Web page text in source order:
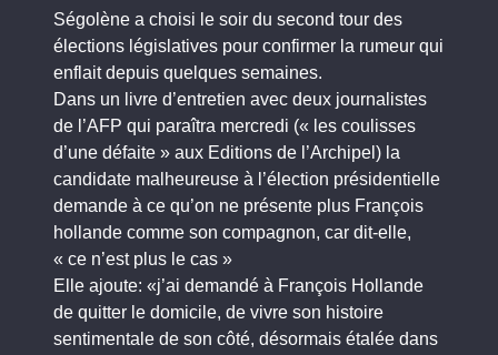
Ségolène a choisi le soir du second tour des
élections législatives pour confirmer la rumeur qui
enflait depuis quelques semaines.
Dans un livre d’entretien avec deux journalistes
de l’AFP qui paraîtra mercredi (« les coulisses
d’une défaite » aux Editions de l’Archipel) la
candidate malheureuse à l’élection présidentielle
demande à ce qu’on ne présente plus François
hollande comme son compagnon, car dit-elle,
« ce n’est plus le cas »
Elle ajoute: «j’ai demandé à François Hollande
de quitter le domicile, de vivre son histoire
sentimentale de son côté, désormais étalée dans